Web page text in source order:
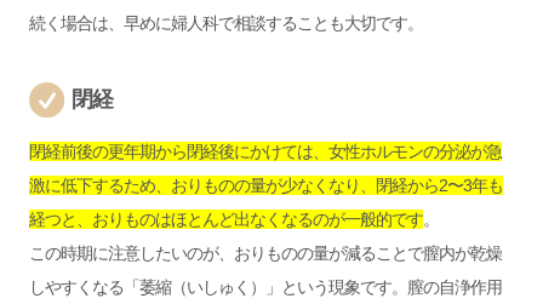
続く場合は、早めに婦人科で相談することも大切です。
閉経
閉経前後の更年期から閉経後にかけては、女性ホルモンの分泌が急
激に低下するため、おりものの量が少なくなり、閉経から2〜3年も
経つと、おりものはほとんど出なくなるのが一般的です。
この時期に注意したいのが、おりものの量が減ることで膣内が乾燥
しやすくなる「萎縮（いしゅく）」という現象です。膣の自浄作用